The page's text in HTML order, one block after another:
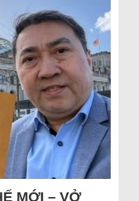
MỚI – VỞ